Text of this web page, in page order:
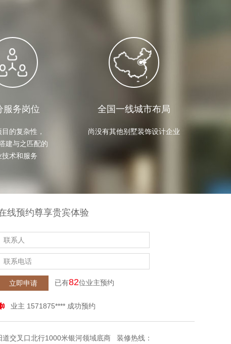
服务岗位
的复杂性，
建与之匹配的
技术和服务
全国一线城市布局
尚没有其他别墅装饰设计企业
线预约尊享贵宾体验
已有82位业主预约
业主 1836767****
成功预约
业主 1683178****
业主 1571875****
业主
1754614****
业主 1716748**** 成功预约
业主 1726513**** 成功预约
业主 1705981**** 成功预约
业主
业主 1315795****
业主 1836767**** 成功预约
业主 1683178**** 成功预约
业主 1854418**** 成功预约
交叉口北行1000米银河领域底商 装修热线：